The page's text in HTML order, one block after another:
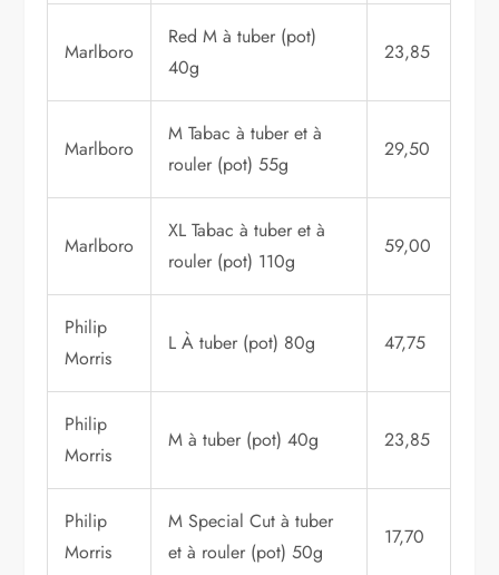
Marlboro
Red M à tuber (pot)
40g
23,85
Marlboro
M Tabac à tuber et à
rouler (pot) 55g
29,50
Marlboro
XL Tabac à tuber et à
rouler (pot) 110g
59,00
Philip
Morris
L À tuber (pot) 80g 47,75
Philip
Morris
M à tuber (pot) 40g 23,85
Philip
Morris
M Special Cut à tuber
et à rouler (pot) 50g
17,70